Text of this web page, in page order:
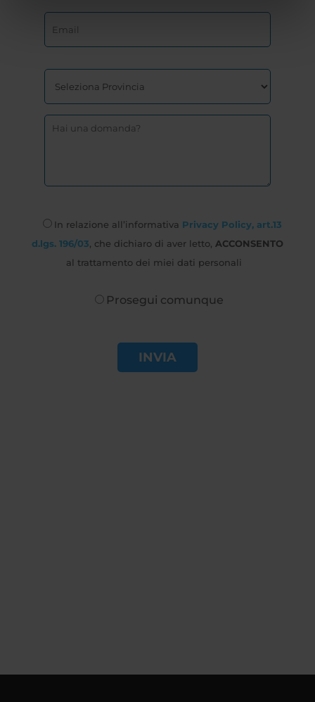
In relazione all’informativa Privacy Policy, art.13
d.lgs. 196/03 , che dichiaro di aver letto, ACCONSENTO
al trattamento dei miei dati personali
Prosegui comunque